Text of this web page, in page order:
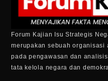
Forum Kajian Isu Strategis
merupakan sebuah organisasi
pada pengawasan dan
tata kelola negara dan